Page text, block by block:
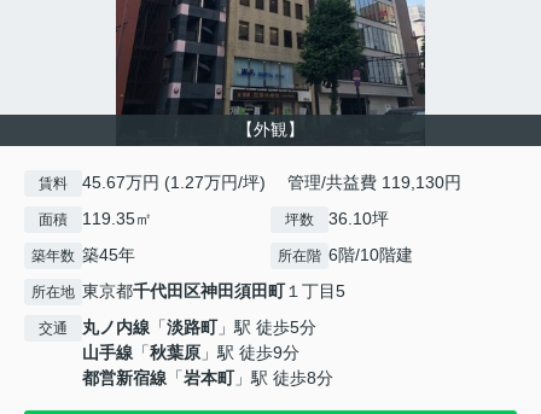
【外観】
賃料 45.67万円 (1.27万円/坪) 管理/共益費 119,130円
面積 119.35㎡ 坪数 36.10坪
築年数 築45年 所在階 6階/10階建
所在地 東京都千代田区神田須田町１丁目5
交通 丸ノ内線 「淡路町」駅 徒歩5分
山手線 「秋葉原 」駅 徒歩9分
都営新宿線 「岩本町」駅 徒歩8分